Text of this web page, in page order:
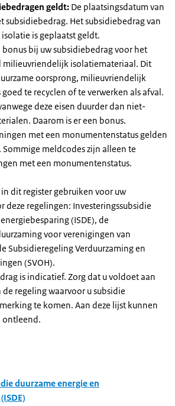
geldt: De plaatsingsdatum van
subsidiebedrag. Het subsidiebedrag van
is geplaatst geldt.
bonus bij uw subsidiebedrag voor het
milieuvriendelijk isolatiemateriaal. Dit
oorsprong, milieuvriendelijk
te recyclen of te verwerken als afval.
deze eisen duurder dan niet-
Daarom is er een bonus.
met een monumentenstatus gelden
meldcodes zijn alleen te
met een monumentenstatus.
dit register gebruiken voor uw
deze regelingen: Investeringssubsidie
(ISDE), de
voor verenigingen van
Subsidieregeling Verduurzaming en
(SVOH).
is indicatief. Zorg dat u voldoet aan
regeling waarvoor u subsidie
te komen. Aan deze lijst kunnen
ontleend.
duurzame energie en